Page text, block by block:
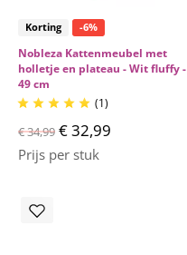
Korting -6%
Nobleza Kattenmeubel met
holletje en plateau - Wit fluffy -
49 cm
     (1)
€ 34,99 € 32,99
Prijs per stuk